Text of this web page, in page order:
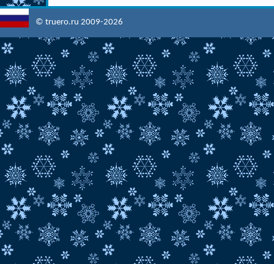
© truero.ru 2009-2026